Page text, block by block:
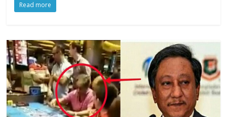
Read more